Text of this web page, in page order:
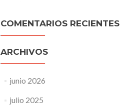
COMENTARIOS RECIENTES
ARCHIVOS
junio 2026
julio 2025